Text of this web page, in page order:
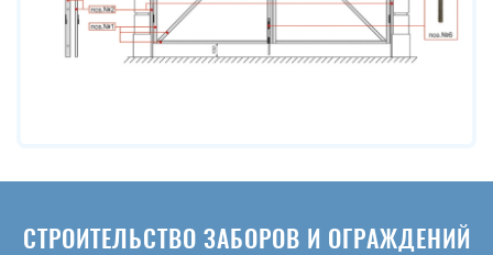
СТРОИТЕЛЬСТВО ЗАБОРОВ И ОГРАЖДЕНИЙ